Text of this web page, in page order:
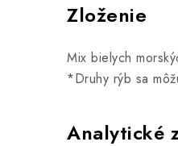
Zloženie
Mix bielych
*Druhy rýb sa
Analytické